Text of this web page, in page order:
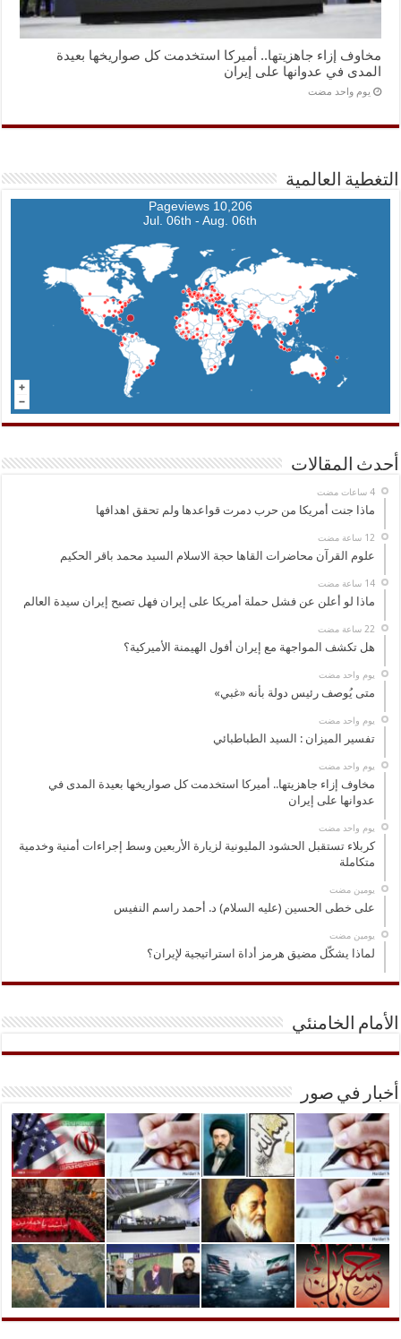
مخاوف إزاء جاهزيتها.. أميركا استخدمت كل صواريخها بعيدة
المدى في عدوانها على إيران
‏يوم واحد مضت
التغطية العالمية
10,206 Pageviews
Jul. 06th - Aug. 06th
أحدث المقالات
‏4 ساعات مضت
ماذا جنت أمريكا من حرب دمرت قواعدها ولم تحقق اهدافها
علوم القرآن محاضرات القاها حجة الاسلام السيد محمد باقر الحكيم
‏14 ساعة مضت
ماذا لو أعلن عن فشل حملة أمريكا على إيران فهل تصبح إيران سيدة العالم
هل تكشف المواجهة مع إيران أفول الهيمنة الأميركية؟
‏يوم واحد مضت
متى يُوصف رئيس دولة بأنه «غبي»
‏يوم واحد مضت
تفسير الميزان : السيد الطباطبائي
‏يوم واحد مضت
مخاوف إزاء جاهزيتها.. أميركا استخدمت كل صواريخها بعيدة المدى في
عدوانها على إيران
‏يوم واحد مضت
كربلاء تستقبل الحشود المليونية لزيارة الأربعين وسط إجراءات أمنية وخدمية
متكاملة
‏يومين مضت
على خطى الحسين (عليه السلام) د. أحمد راسم النفيس
‏يومين مضت
لماذا يشكّل مضيق هرمز أداة استراتيجية لإيران؟
الأمام الخامنئي
أخبار في صور